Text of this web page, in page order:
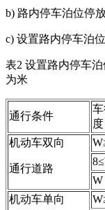
b) 路内停车泊位停
c) 设置路内停车泊
表2 设置路
为米
通行条件
机动车双向
通行道路
W
机动车单向